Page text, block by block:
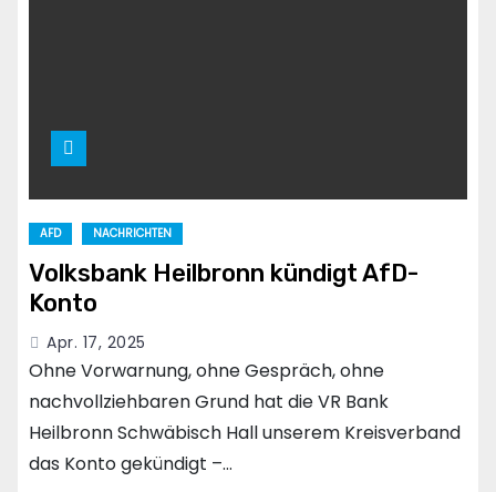
AFD NACHRICHTEN
Volksbank Heilbronn kündigt AfD-
Konto
Apr. 17, 2025
Ohne Vorwarnung, ohne Gespräch, ohne
nachvollziehbaren Grund hat die VR Bank
Heilbronn Schwäbisch Hall unserem Kreisverband
das Konto gekündigt –…